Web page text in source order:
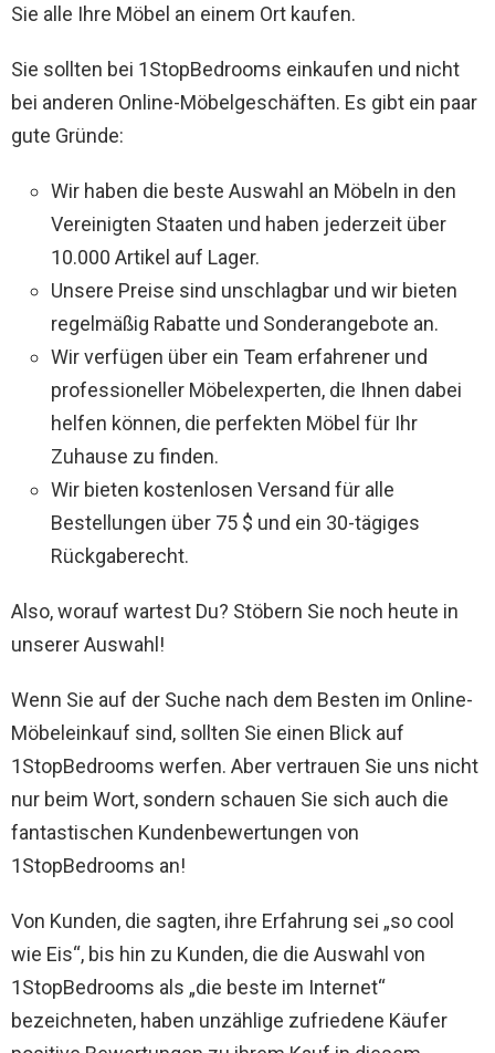
Sie alle Ihre Möbel an einem Ort kaufen.
Sie sollten bei 1StopBedrooms einkaufen und nicht
bei anderen Online-Möbelgeschäften. Es gibt ein paar
gute Gründe:
Wir haben die beste Auswahl an Möbeln in den
Vereinigten Staaten und haben jederzeit über
10.000 Artikel auf Lager.
Unsere Preise sind unschlagbar und wir bieten
regelmäßig Rabatte und Sonderangebote an.
Wir verfügen über ein Team erfahrener und
professioneller Möbelexperten, die Ihnen dabei
helfen können, die perfekten Möbel für Ihr
Zuhause zu finden.
Wir bieten kostenlosen Versand für alle
Bestellungen über 75 $ und ein 30-tägiges
Rückgaberecht.
Also, worauf wartest Du? Stöbern Sie noch heute in
unserer Auswahl!
Wenn Sie auf der Suche nach dem Besten im Online-
Möbeleinkauf sind, sollten Sie einen Blick auf
1StopBedrooms werfen. Aber vertrauen Sie uns nicht
nur beim Wort, sondern schauen Sie sich auch die
fantastischen Kundenbewertungen von
1StopBedrooms an!
Von Kunden, die sagten, ihre Erfahrung sei „so cool
wie Eis“, bis hin zu Kunden, die die Auswahl von
1StopBedrooms als „die beste im Internet“
bezeichneten, haben unzählige zufriedene Käufer